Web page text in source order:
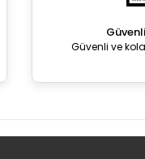
Güvenli ve